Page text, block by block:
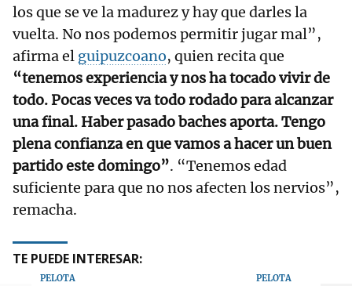
los que se ve la madurez y hay que darles la
vuelta. No nos podemos permitir jugar mal”,
afirma el guipuzcoano, quien recita que
“tenemos experiencia y nos ha tocado vivir de
todo. Pocas veces va todo rodado para alcanzar
una final. Haber pasado baches aporta. Tengo
plena confianza en que vamos a hacer un buen
partido este domingo”. “Tenemos edad
suficiente para que no nos afecten los nervios”,
remacha.
TE PUEDE INTERESAR:
PELOTA PELOTA